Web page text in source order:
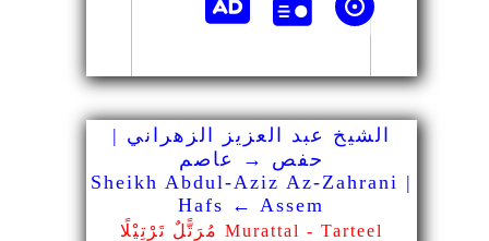
الشيخ عبد العزيز الزهراني |
حفص → عاصم
Sheikh Abdul-Aziz Az-Zahrani |
Hafs ← Assem
مُرَتًّلٌ تَرْتِيْلًا Murattal - Tarteel